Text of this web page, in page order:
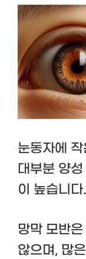
눈동자에
대부분 양성
이 높습니다.
망막 모반
않으며, 많